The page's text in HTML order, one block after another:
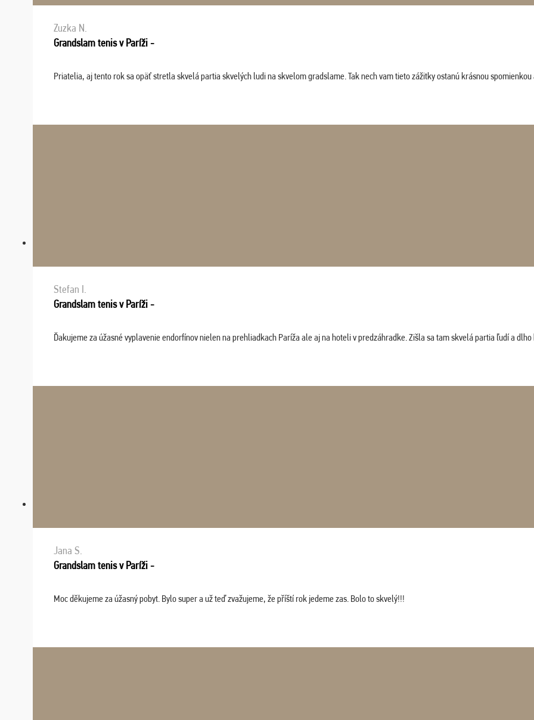
Zuzka N.
Grandslam tenis v Paríži -
Priatelia, aj tento rok sa opäť stretla skvelá partia skvelých ludi na skvelom gradslame. Tak nech vam tieto zážitky ostanú krásnou
Stefan I.
Grandslam tenis v Paríži -
Ďakujeme za úžasné vyplavenie endorfínov nielen na prehliadkach Paríža ale aj na hoteli v predzáhradke. Zišla sa tam skvelá partia ľudí a
Jana S.
Grandslam tenis v Paríži -
Moc děkujeme za úžasný pobyt. Bylo super a už teď zvažujeme, že příští rok jedeme zas. Bolo to skvelý!!!